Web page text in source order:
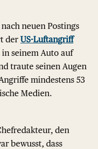
neuen Postings
derUS-Luftangriff
seinem Auto auf
traute seinen Augen
mindestens 53
Medien.
den
bewusst, dass